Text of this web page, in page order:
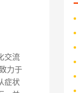
交流
力于
症状